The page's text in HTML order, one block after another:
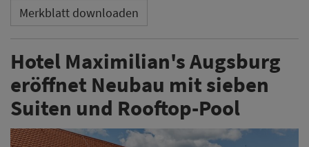
Merkblatt downloaden
Hotel Maximilian's Augsburg
eröffnet Neubau mit sieben
Suiten und Rooftop-Pool